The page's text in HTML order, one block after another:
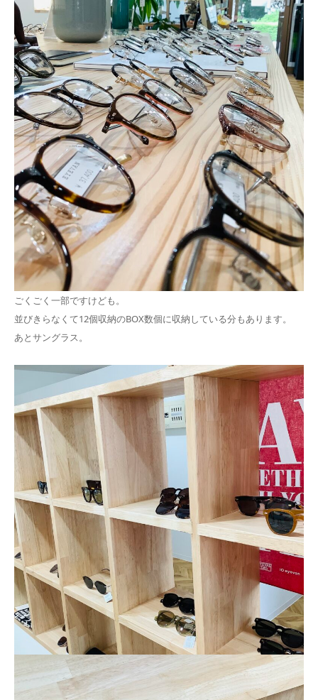
ごくごく一部ですけども。
並びきらなくて12個収納のBOX数個に収納している分もあります。
あとサングラス。